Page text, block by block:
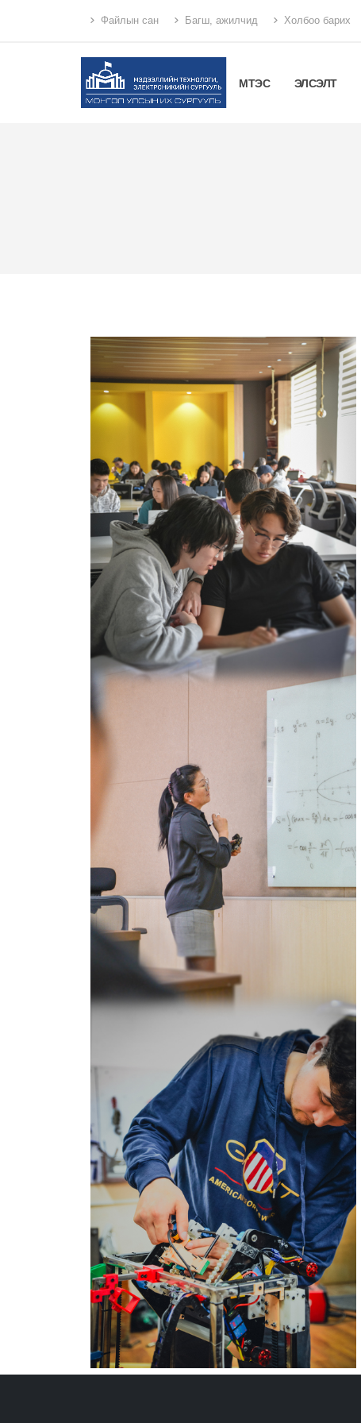
Файлын сан Багш, ажилчид Холбоо барих
МТЭС ЭЛСЭЛТ